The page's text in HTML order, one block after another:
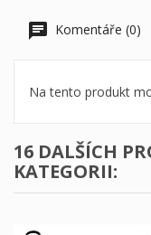
Komentáře (0)
Na tento produkt
16 DALŠÍCH
KATEGORII: